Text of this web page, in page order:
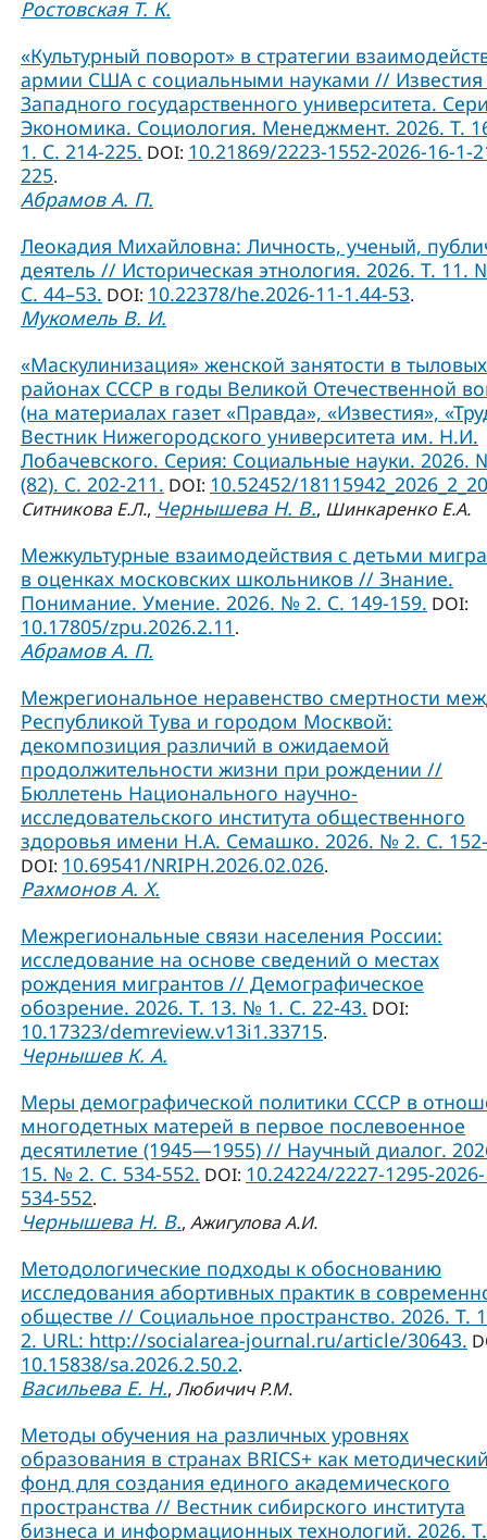
Ростовская Т. К.
«Культурный поворот» в стратегии
армии США с социальными науками //
Западного государственного университета.
Экономика. Социология. Менеджмент. 2026. Т.
1. С. 214-225. DOI: 10.21869/2223-1552-2026-16-1-
225.
Абрамов А. П.
Леокадия Михайловна: Личность, ученый,
деятель // Историческая этнология. 2026. Т. 11.
С. 44–53. DOI: 10.22378/he.2026-11-1.44-53.
Мукомель В. И.
«Маскулинизация» женской занятости в тыловых
районах СССР в годы Великой Отечественной
(на материалах газет «Правда», «Известия»,
Вестник Нижегородского университета им. Н.И.
Лобачевского. Серия: Социальные науки. 2026.
(82). С. 202-211. DOI: 10.52452/
Ситникова Е.Л., Чернышева Н. В., Шинкаренко Е.А.
Межкультурные взаимодействия с детьми
в оценках московских школьников // Знание.
Понимание. Умение. 2026. № 2. С. 149-159. DOI:
10.17805/zpu.2026.2.11.
Абрамов А. П.
Межрегиональное неравенство смертности
Республикой Тува и городом Москвой:
декомпозиция различий в ожидаемой
продолжительности жизни при рождении //
Бюллетень Национального научно-
исследовательского института общественного
здоровья имени Н.А. Семашко. 2026. № 2. С.
DOI: 10.69541/NRIPH.2026.02.026.
Рахмонов А. Х.
Межрегиональные связи населения России:
исследование на основе сведений о местах
рождения мигрантов // Демографическое
обозрение. 2026. Т. 13. № 1. С. 22-43. DOI:
10.17323/demreview.v13i1.33715.
Чернышев К. А.
Меры демографической политики СССР в
многодетных матерей в первое послевоенное
десятилетие (1945—1955) // Научный диалог.
15. № 2. С. 534-552. DOI: 10.24224/2227-1295-
534-552.
Чернышева Н. В., Ажигулова А.И.
Методологические подходы к обоснованию
исследования абортивных практик в
обществе // Социальное пространство. 2026. Т.
2. URL: http://socialarea-journal.ru/article/30643.
10.15838/sa.2026.2.50.2.
Васильева Е. Н., Любичич Р.М.
Методы обучения на различных уровнях
образования в странах BRICS+ как
фонд для создания единого академического
пространства // Вестник сибирского института
бизнеса и информационных технологий. 2026.